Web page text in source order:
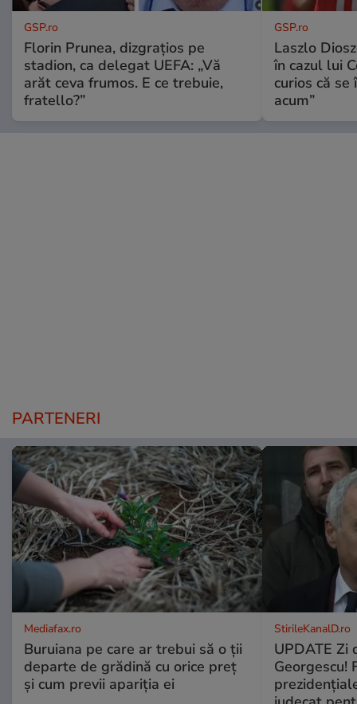
GSP.ro
Florin Prunea, dizgrațios pe
stadion, ca delegat UEFA: „Vă
arăt ceva frumos. E ce trebuie,
fratello?”
GSP.ro
Laszlo
în cazul lui
curios că
acum”
PARTENERI
Mediafax.ro
Buruiana pe care ar trebui să o ții
departe de grădină cu orice preț
și cum previi apariția ei
StirileKanalD.ro
UPDATE Zi
Georgescu!